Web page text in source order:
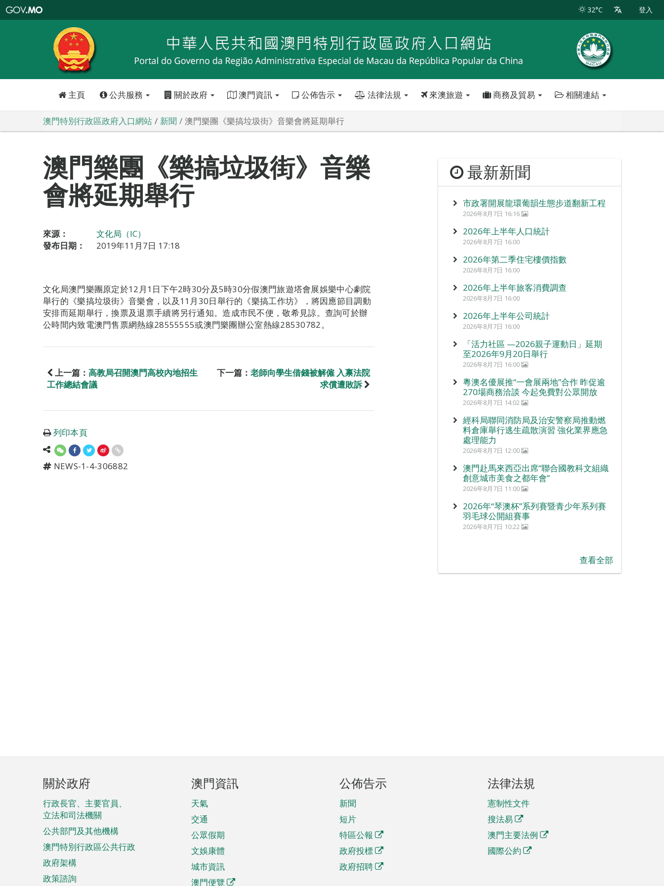
特
政
區
政
口
32°C 登入
主頁 公共服務 關於政府 澳門資訊 公佈告示 法律法規 來澳旅遊 商務及貿易 相關連結
澳門特別行政區政府入口網站 新聞 澳門樂團《樂搞垃圾街》音樂會將延期舉行
澳門樂團《樂搞垃圾街》音樂
會將延期舉行
來源：
文化局（IC）
發布日期：
2019年11月7日 17:18
文化局澳門樂團原定於12月1日下午2時30分及5時30分假澳門旅遊塔會展娛樂中心劇院
舉行的《樂搞垃圾街》音樂會，以及11月30日舉行的《樂搞工作坊》，將因應節目調動
安排而延期舉行，換票及退票手續將另行通知。造成市民不便，敬希見諒。查詢可於辦
公時間内致電澳門售票網熱線28555555或澳門樂團辦公室熱線28530782。
上一篇： 高教局召開澳門高校內地招生
工作總結會議
下一篇： 老師向學生借錢被解僱 入禀法院
求償遭敗訴
列印本頁
NEWS-1-4-306882
最新新聞
市政署開展龍環葡韻生態步道翻新工程
2026年8月7日 16:16
2026年上半年人口統計
2026年8月7日 16:00
2026年第二季住宅樓價指數
2026年8月7日 16:00
2026年上半年旅客消費調查
2026年8月7日 16:00
2026年上半年公司統計
2026年8月7日 16:00
「活力社區 —2026親子運動日」延期
至2026年9月20日舉行
2026年8月7日 16:00
粵澳名優展推“一會展兩地”合作 昨促逾
270場商務洽談 今起免費對公眾開放
2026年8月7日 14:02
經科局聯同消防局及治安警察局推動燃
料倉庫舉行逃生疏散演習 強化業界應急
處理能力
2026年8月7日 12:00
澳門赴馬來西亞出席“聯合國教科文組織
創意城市美食之都年會”
2026年8月7日 11:00
2026年“琴澳杯”系列賽暨青少年系列賽
羽毛球公開組賽事
2026年8月7日 10:22
查看全部
頁
腳
菜
單
關於政府
行政長官、主要官員、
立法和司法機關
公共部門及其他機構
澳門特別行政區公共行政
政府架構
政策諮詢
澳門資訊
天氣
交通
公眾假期
文娛康體
城市資訊
澳門便覽
公佈告示
新聞
短片
特區公報
政府投標
政府招聘
法律法規
憲制性文件
搜法易
澳門主要法例
國際公約